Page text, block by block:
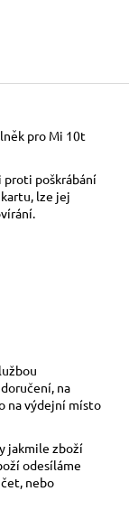
pro Mi 10t
proti poškrábání
lze jej
na
na výdejní místo
jakmile zboží
odesíláme
nebo